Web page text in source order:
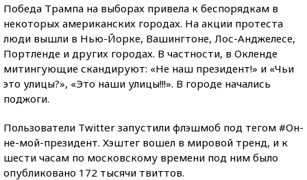
Победа Трампа на выборах привела к беспорядкам в
некоторых американских городах. На акции протеста
люди вышли в Нью-Йорке, Вашингтоне, Лос-Анджелесе,
Портленде и других городах. В частности, в Окленде
митингующие скандируют: «Не наш президент!» и «Чьи
это улицы?», «Это наши улицы!!!». В городе начались
поджоги.
Пользователи Twitter запустили флэшмоб под тегом #Он-
не-мой-президент. Хэштег вошел в мировой тренд, и к
шести часам по московскому времени под ним было
опубликовано 172 тысячи твиттов.